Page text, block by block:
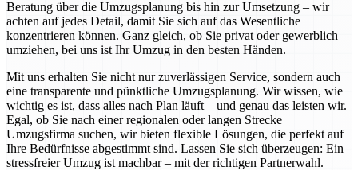
Beratung über die Umzugsplanung bis hin zur Umsetzung – wir
achten auf jedes Detail, damit Sie sich auf das Wesentliche
konzentrieren können. Ganz gleich, ob Sie privat oder gewerblich
umziehen, bei uns ist Ihr Umzug in den besten Händen.
Mit uns erhalten Sie nicht nur zuverlässigen Service, sondern auch
eine transparente und pünktliche Umzugsplanung. Wir wissen, wie
wichtig es ist, dass alles nach Plan läuft – und genau das leisten wir.
Egal, ob Sie nach einer regionalen oder langen Strecke
Umzugsfirma suchen, wir bieten flexible Lösungen, die perfekt auf
Ihre Bedürfnisse abgestimmt sind. Lassen Sie sich überzeugen: Ein
stressfreier Umzug ist machbar – mit der richtigen Partnerwahl.